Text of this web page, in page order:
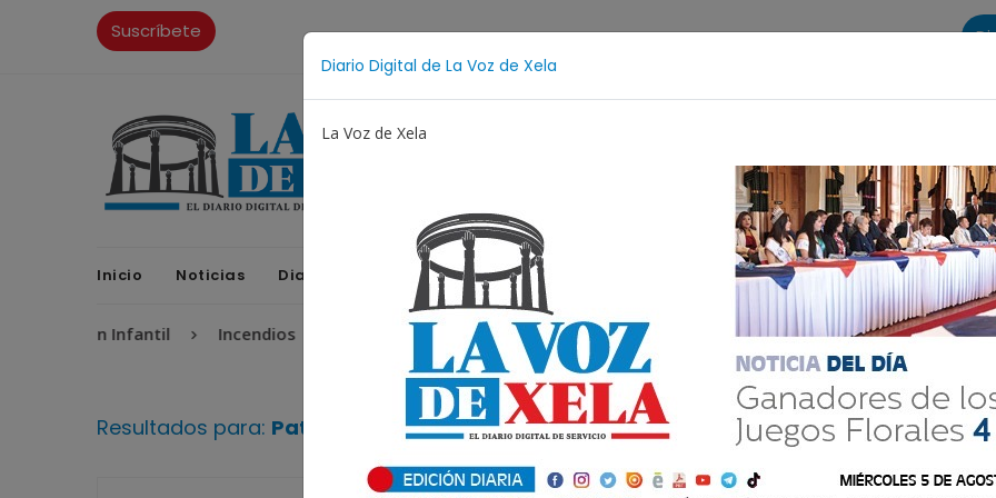
Diario Digital de La Voz de Xela
La Voz de Xela
Suscríbete
Inicio Noticias Diario Digital Opiniones La Voz de Xela Sports Contáctanos LA VOZ 25
Infantil Incendios Festival de Bandas 2026 Proceso Judicial Fátima Bosch
Resultados para: Patrocinio